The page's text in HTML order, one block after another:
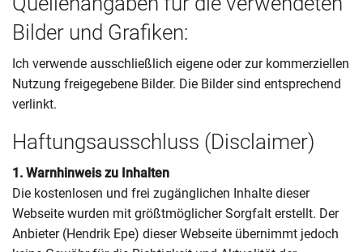
Bilder und Grafiken:
Ich verwende ausschließlich eigene oder zur kommerziellen
Nutzung freigegebene Bilder. Die Bilder sind entsprechend
verlinkt.
Haftungsausschluss (Disclaimer)
1. Warnhinweis zu Inhalten
Die kostenlosen und frei zugänglichen Inhalte dieser
Webseite wurden mit größtmöglicher Sorgfalt erstellt. Der
Anbieter (Hendrik Epe) dieser Webseite übernimmt jedoch